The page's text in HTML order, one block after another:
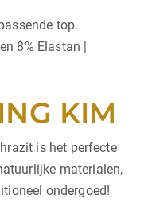
top.
8% Elastan |
KIM
is het perfecte
materialen,
ondergoed!